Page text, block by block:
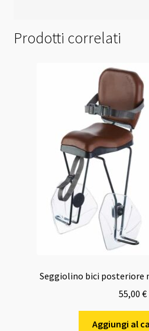
Prodotti correlati
Seggiolino bici posteriore
55,00 €
Aggiungi al